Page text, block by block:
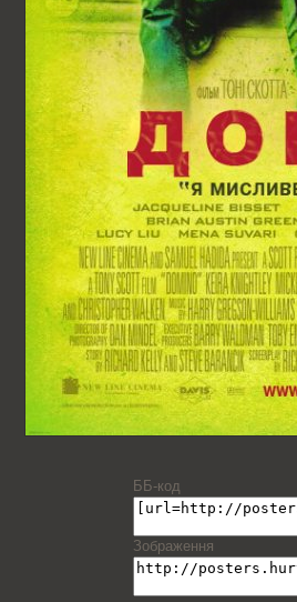
ББ-код
Зображення